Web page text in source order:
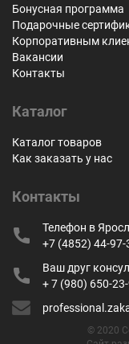
Бонусная программа
Подарочные
Корпоративным
Вакансии
Контакты
Каталог
Каталог товаров
Как заказать у нас
Контакты
Телефон в
+7 (4852) 44-97-
Ваш друг
+ 7 (980) 650-
© 2020